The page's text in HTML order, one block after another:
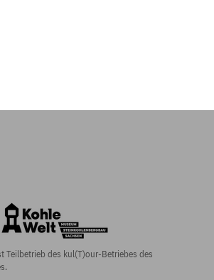
Teilbetrieb des kul(T)our-Betriebes des